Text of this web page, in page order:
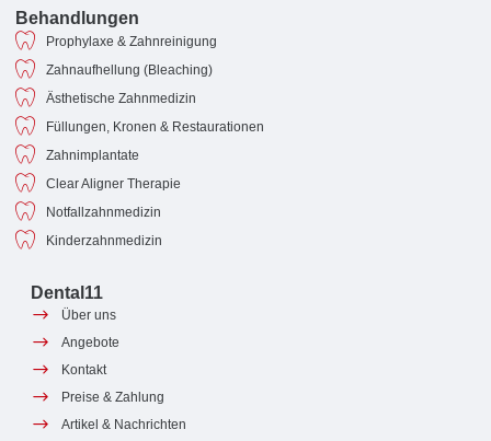
Behandlungen
Prophylaxe & Zahnreinigung
Zahnaufhellung (Bleaching)
Ästhetische Zahnmedizin
Füllungen, Kronen & Restaurationen
Zahnimplantate
Clear Aligner Therapie
Notfallzahnmedizin
Kinderzahnmedizin
Dental11
Über uns
Angebote
Kontakt
Preise & Zahlung
Artikel & Nachrichten